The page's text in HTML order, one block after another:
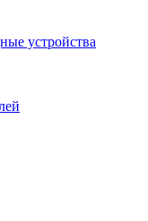
устройства